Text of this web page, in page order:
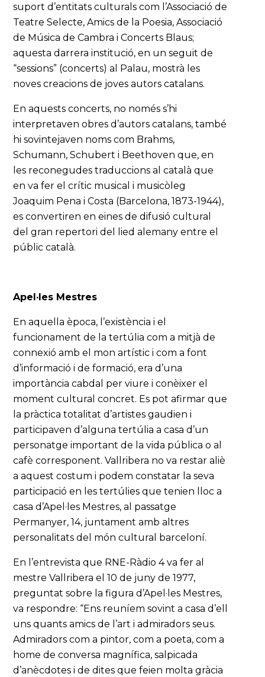
suport d’entitats culturals com l’Associació de
Teatre Selecte, Amics de la Poesia, Associació
de Música de Cambra i Concerts Blaus;
aquesta darrera institució, en un seguit de
“sessions” (concerts) al Palau, mostrà les
noves creacions de joves autors catalans.
En aquests concerts, no només s’hi
interpretaven obres d’autors catalans, també
hi sovintejaven noms com Brahms,
Schumann, Schubert i Beethoven que, en
les reconegudes traduccions al català que
en va fer el crític musical i musicòleg
Joaquim Pena i Costa (Barcelona, 1873-1944),
es convertiren en eines de difusió cultural
del gran repertori del lied alemany entre el
públic català.
Apel·les Mestres
En aquella època, l’existència i el
funcionament de la tertúlia com a mitjà de
connexió amb el mon artístic i com a font
d’informació i de formació, era d’una
importància cabdal per viure i conèixer el
moment cultural concret. Es pot afirmar que
la pràctica totalitat d’artistes gaudien i
participaven d’alguna tertúlia a casa d’un
personatge important de la vida pública o al
cafè corresponent. Vallribera no va restar aliè
a aquest costum i podem constatar la seva
participació en les tertúlies que tenien lloc a
casa d’Apel·les Mestres, al passatge
Permanyer, 14, juntament amb altres
personalitats del món cultural barceloní.
En l’entrevista que RNE-Ràdio 4 va fer al
mestre Vallribera el 10 de juny de 1977,
preguntat sobre la figura d’Apel·les Mestres,
va respondre: “Ens reuníem sovint a casa d’ell
uns quants amics de l’art i admiradors seus.
Admiradors com a pintor, com a poeta, com a
home de conversa magnífica, salpicada
d’anècdotes i de dites que feien molta gràcia